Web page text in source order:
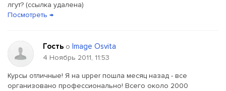
лгут? (ссылка удалена)
Посмотреть →
Гость о Image Osvita
4 Ноябрь 2011, 11:53
Курсы отличные! Я на upper пошла месяц назад - все
организовано профессионально! Всего около 2000